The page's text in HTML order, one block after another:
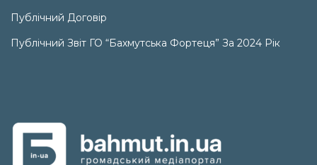
Публічний Договір
Публічний Звіт ГО “Бахмутська Фортеця” За 2024 Рік